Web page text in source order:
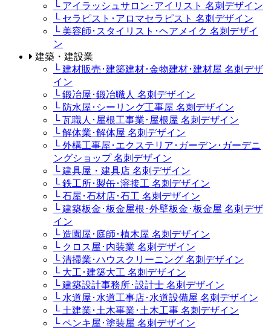
└ アイラッシュサロン･アイリスト 名刺デザイン
└ セラピスト･アロマセラピスト 名刺デザイン
└ 美容師･スタイリスト･ヘアメイク 名刺デザイ
ン
建築・建設業
└ 建材販売･建築建材･金物建材･建材屋 名刺デザ
イン
└ 鍛冶屋･鍛冶職人 名刺デザイン
└ 防水屋･シーリング工事屋 名刺デザイン
└ 瓦職人･屋根工事業･屋根屋 名刺デザイン
└ 解体業･解体屋 名刺デザイン
└ 外構工事屋･エクステリア･ガーデン･ガーデニ
ングショップ 名刺デザイン
└ 建具屋・建具店 名刺デザイン
└ 鉄工所･製缶･溶接工 名刺デザイン
└ 石屋･石材店･石工 名刺デザイン
└ 建築板金･板金屋根･外壁板金･板金屋 名刺デザ
イン
└ 造園屋･庭師･植木屋 名刺デザイン
└ クロス屋･内装業 名刺デザイン
└ 清掃業･ハウスクリーニング 名刺デザイン
└ 大工･建築大工 名刺デザイン
└ 建築設計事務所･設計士 名刺デザイン
└ 水道屋･水道工事店･水道設備屋 名刺デザイン
└ 土建業･土木事業･土木工事 名刺デザイン
└ ペンキ屋･塗装屋 名刺デザイン